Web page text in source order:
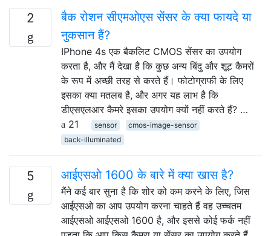
2
बैक रोशन सीएमओएस सेंसर के क्या फायदे या
नुकसान हैं?
IPhone 4s एक बैकलिट CMOS सेंसर का उपयोग
करता है, और मैं देखा है कि कुछ अन्य बिंदु और शूट कैमरों
के रूप में अच्छी तरह से करते हैं। फोटोग्राफी के लिए
इसका क्या मतलब है, और अगर यह लाभ है कि
डीएसएलआर कैमरे इसका उपयोग क्यों नहीं करते हैं? …
21
sensor
cmos-image-sensor
back-illuminated
5 आईएसओ 1600 के बारे में क्या खास है?
मैंने कई बार सुना है कि शोर को कम करने के लिए, जिस
आईएसओ का आप उपयोग करना चाहते हैं वह उच्चतम
आईएसओ आईएसओ 1600 है, और इससे कोई फर्क नहीं